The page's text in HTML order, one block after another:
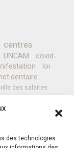
des technologies
centres
UNCAM
covid-
loi
dentaire
des salaires